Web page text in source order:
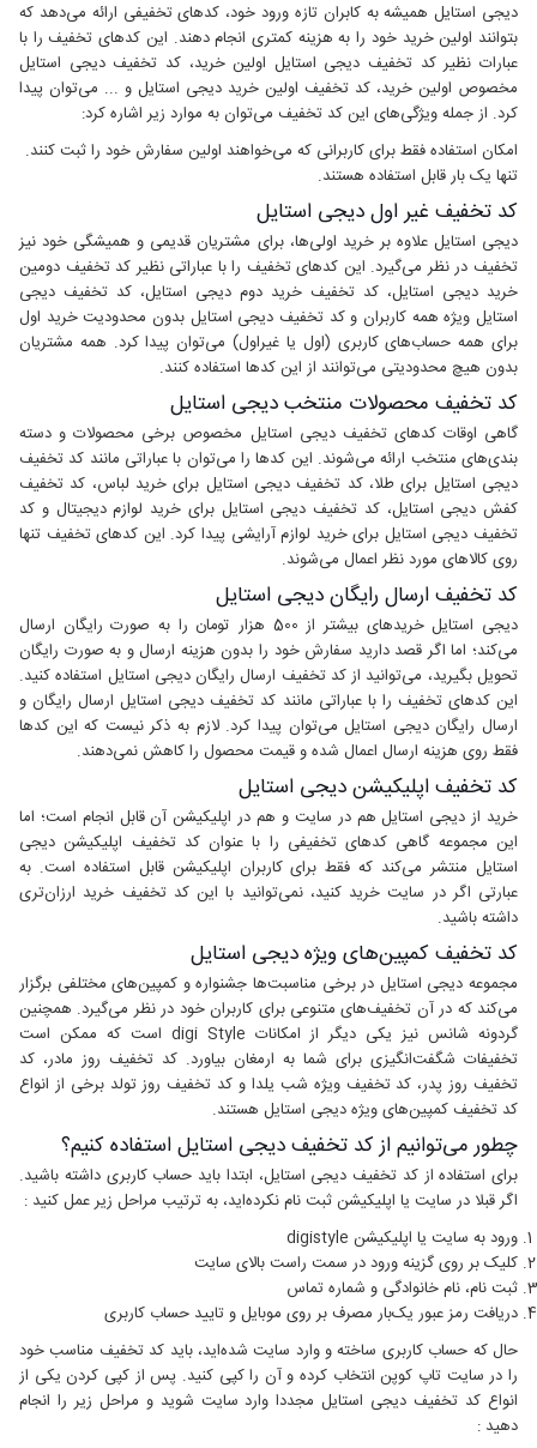
دیجی استایل همیشه به کابران تازه ورود خود، کدهای تخفیفی ارائه می‌دهد که
بتوانند اولین خرید خود را به هزینه کمتری انجام دهند. این کدهای تخفیف را با
عبارات نظیر کد تخفیف دیجی استایل اولین خرید، کد تخفیف دیجی استایل
مخصوص اولین خرید، کد تخفیف اولین خرید دیجی استایل و ... می‌توان پیدا
کرد. از جمله ویژگی‌های این کد تخفیف می‌توان به موارد زیر اشاره کرد:
امکان استفاده فقط برای کاربرانی که می‌خواهند اولین سفارش خود را ثبت کنند.
تنها یک بار قابل استفاده هستند.
کد تخفیف غیر اول دیجی استایل
دیجی استایل علاوه بر خرید اولی‌ها، برای مشتریان قدیمی و همیشگی خود نیز
تخفیف در نظر می‌گیرد. این کدهای تخفیف را با عباراتی نظیر کد تخفیف دومین
خرید دیجی استایل، کد تخفیف خرید دوم دیجی استایل، کد تخفیف دیجی
استایل ویژه همه کاربران و کد تخفیف دیجی استایل بدون محدودیت خرید اول
برای همه حساب‌های کاربری (اول یا غیراول) می‌توان پیدا کرد. همه مشتریان
بدون هیچ محدودیتی می‌توانند از این کدها استفاده کنند.
کد تخفیف محصولات منتخب دیجی استایل
گاهی اوقات کدهای تخفیف دیجی استایل مخصوص برخی محصولات و دسته
بندی‌های منتخب ارائه می‌شوند. این کدها را می‌توان با عباراتی مانند کد تخفیف
دیجی استایل برای طلا، کد تخفیف دیجی استایل برای خرید لباس، کد تخفیف
کفش دیجی استایل، کد تخفیف دیجی استایل برای خرید لوازم دیجیتال و کد
تخفیف دیجی استایل برای خرید لوازم آرایشی پیدا کرد. این کدهای تخفیف تنها
روی کالاهای مورد نظر اعمال می‌شوند.
کد تخفیف ارسال رایگان دیجی استایل
دیجی استایل خریدهای بیشتر از 500 هزار تومان را به صورت رایگان ارسال
می‌کند؛ اما اگر قصد دارید سفارش خود را بدون هزینه ارسال و به صورت رایگان
تحویل بگیرید، می‌توانید از کد تخفیف ارسال رایگان دیجی استایل استفاده کنید.
این کدهای تخفیف را با عباراتی مانند کد تخفیف دیجی استایل ارسال رایگان و
ارسال رایگان دیجی استایل می‌توان پیدا کرد. لازم به ذکر نیست که این کدها
فقط روی هزینه ارسال اعمال شده و قیمت محصول را کاهش نمی‌دهند.
کد تخفیف اپلیکیشن دیجی استایل
خرید از دیجی استایل هم در سایت و هم در اپلیکیشن آن قابل انجام است؛ اما
این مجموعه گاهی کدهای تخفیفی را با عنوان کد تخفیف اپلیکیشن دیجی
استایل منتشر می‌کند که فقط برای کاربران اپلیکیشن قابل استفاده است. به
عبارتی اگر در سایت خرید کنید، نمی‌توانید با این کد تخفیف خرید ارزان‌تری
داشته باشید.
کد تخفیف کمپین‌های ویژه دیجی استایل
مجموعه دیجی استایل در برخی مناسبت‌ها جشنواره‌ و کمپین‌های مختلفی برگزار
می‌کند که در آن تخفیف‌های متنوعی برای کاربران خود در نظر می‌گیرد. همچنین
گردونه شانس نیز یکی دیگر از امکانات digi Style است که ممکن است
تخفیفات شگفت‌انگیزی برای شما به ارمغان بیاورد. کد تخفیف روز مادر، کد
تخفیف روز پدر، کد تخفیف ویژه شب یلدا و کد تخفیف روز تولد برخی از انواع
کد تخفیف کمپین‌های ویژه دیجی استایل هستند.
چطور می‌توانیم از کد تخفیف دیجی استایل استفاده کنیم؟
برای استفاده از کد تخفیف دیجی استایل، ابتدا باید حساب کاربری داشته باشید.
اگر قبلا در سایت یا اپلیکیشن ثبت نام نکرده‌اید، به ترتیب مراحل زیر عمل کنید :
ورود به سایت یا اپلیکیشن digistyle
کلیک بر روی گزینه ورود در سمت راست بالای سایت
ثبت نام، نام خانوادگی و شماره تماس
دریافت رمز عبور یک‌بار مصرف بر روی موبایل و تایید حساب کاربری
حال که حساب کاربری ساخته و وارد سایت شده‌اید، باید کد تخفیف مناسب خود
را در سایت تاپ کوپن انتخاب کرده و آن را کپی کنید. پس از کپی کردن یکی از
انواع کد تخفیف دیجی استایل مجددا وارد سایت شوید و مراحل زیر را انجام
دهید :